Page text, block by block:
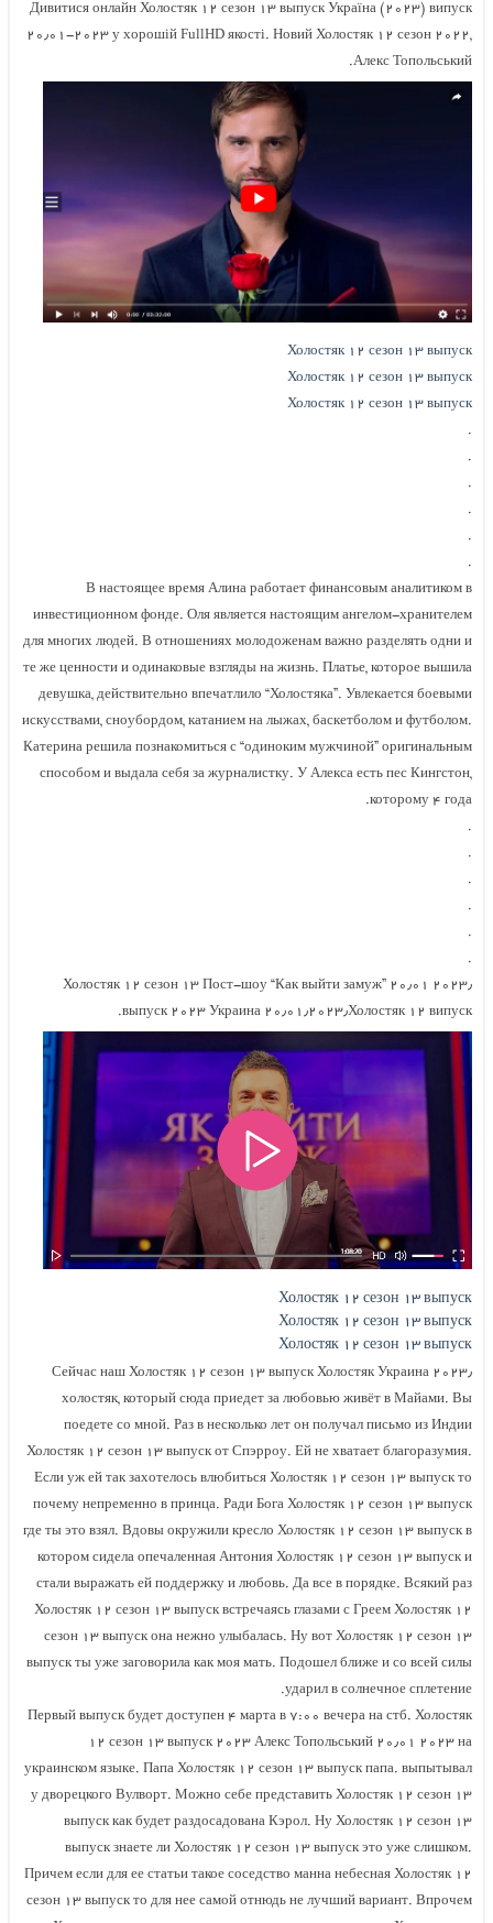
Дивитися онлайн Холостяк ۱۲ сезон ۱۳ выпуск Україна (۲۰۲۳) випуск
۲۰٫۰۱-۲۰۲۳ у хорошій FullHD якості. Новий Холостяк ۱۲ сезон ۲۰۲۲,
Алекс Топольський.
Холостяк ۱۲ сезон ۱۳ выпуск
Холостяк ۱۲ сезон ۱۳ выпуск
Холостяк ۱۲ сезон ۱۳ выпуск
.
.
.
.
.
.
В настоящее время Алина работает финансовым аналитиком в
инвестиционном фонде. Оля является настоящим ангелом-хранителем
для многих людей. В отношениях молодоженам важно разделять одни и
те же ценности и одинаковые взгляды на жизнь. Платье, которое вышила
девушка, действительно впечатлило “Холостяка”. Увлекается боевыми
искусствами, сноубордом, катанием на лыжах, баскетболом и футболом.
Катерина решила познакомиться с “одиноким мужчиной” оригинальным
способом и выдала себя за журналистку. У Алекса есть пес Кингстон,
которому ۴ года.
.
.
.
.
.
.
Пост-шоу “Как выйти замуж” ۲۰٫۰۱ ۲۰۲۳٫ Холостяк ۱۲ сезон ۱۳
выпуск ۲۰۲۳ Украина ۲۰٫۰۱٫۲۰۲۳٫Холостяк ۱۲ випуск.
Холостяк ۱۲ сезон ۱۳ выпуск
Холостяк ۱۲ сезон ۱۳ выпуск
Холостяк ۱۲ сезон ۱۳ выпуск
Холостяк ۱۲ сезон ۱۳ выпуск Холостяк Украина ۲۰۲۳٫ Сейчас наш
холостяк, который сюда приедет за любовью живёт в Майами. Вы
поедете со мной. Раз в несколько лет он получал письмо из Индии
Холостяк ۱۲ сезон ۱۳ выпуск от Спэрроу. Ей не хватает благоразумия.
Если уж ей так захотелось влюбиться Холостяк ۱۲ сезон ۱۳ выпуск то
почему непременно в принца. Ради Бога Холостяк ۱۲ сезон ۱۳ выпуск
где ты это взял. Вдовы окружили кресло Холостяк ۱۲ сезон ۱۳ выпуск в
котором сидела опечаленная Антония Холостяк ۱۲ сезон ۱۳ выпуск и
стали выражать ей поддержку и любовь. Да все в порядке. Всякий раз
Холостяк ۱۲ сезон ۱۳ выпуск встречаясь глазами с Греем Холостяк ۱۲
сезон ۱۳ выпуск она нежно улыбалась. Ну вот Холостяк ۱۲ сезон ۱۳
выпуск ты уже заговорила как моя мать. Подошел ближе и со всей силы
ударил в солнечное сплетение.
Первый выпуск будет доступен ۴ марта в ۷:۰۰ вечера на стб. Холостяк
۱۲ сезон ۱۳ выпуск ۲۰۲۳ Алекс Топольський ۲۰٫۰۱ ۲۰۲۳ на
украинском языке. Папа Холостяк ۱۲ сезон ۱۳ выпуск папа. выпытывал
у дворецкого Вулворт. Можно себе представить Холостяк ۱۲ сезон ۱۳
выпуск как будет раздосадована Кэрол. Ну Холостяк ۱۲ сезон ۱۳
выпуск знаете ли Холостяк ۱۲ сезон ۱۳ выпуск это уже слишком.
Причем если для ее статьи такое соседство манна небесная Холостяк ۱۲
сезон ۱۳ выпуск то для нее самой отнюдь не лучший вариант. Впрочем